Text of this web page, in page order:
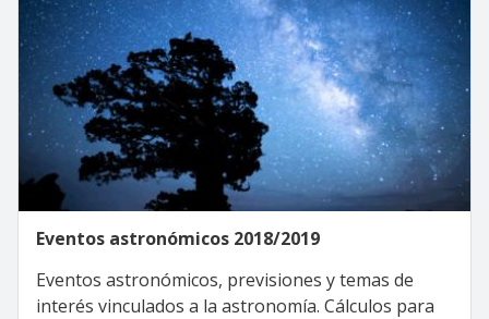
Eventos astronómicos 2018/2019
Eventos astronómicos, previsiones y temas de
interés vinculados a la astronomía. Cálculos para